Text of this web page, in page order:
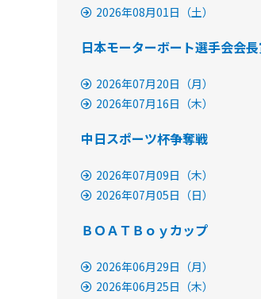
2026年08月01日（土）
日本モーターボート選手会会
2026年07月20日（月）
2026年07月16日（木）
中日スポーツ杯争奪戦
2026年07月09日（木）
2026年07月05日（日）
ＢＯＡＴＢｏｙカップ
2026年06月29日（月）
2026年06月25日（木）